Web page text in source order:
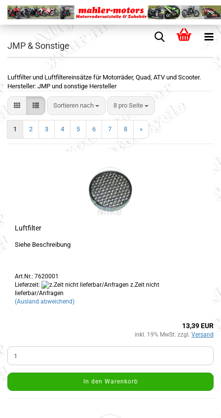
JMP & Sonstige
Luftfilter und Luftfiltereinsätze für Motorräder, Quad, ATV und Scooter.
Hersteller: JMP und sonstige Hersteller
Sortieren nach 8 pro Seite
1 2 3 4 5 6 7 8 »
Luftfilter
Siehe Beschreibung
Art.Nr.: 7620001
Lieferzeit:
z.Zeit nicht
lieferbar/Anfragen
(Ausland abweichend)
13,39 EUR
inkl. 19% MwSt. zzgl. Versand
In den Warenkorb